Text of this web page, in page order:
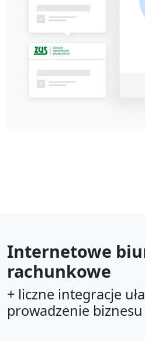
Internetowe
rachunkowe
+ liczne integracje
prowadzenie biznesu